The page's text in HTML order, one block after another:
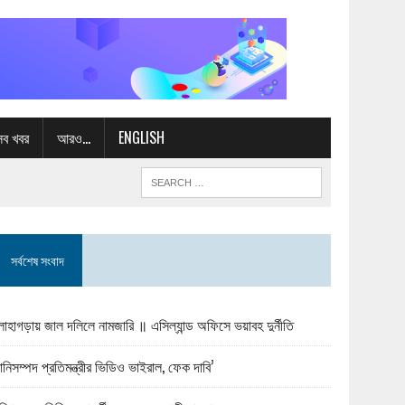
খবর আরও… ENGLISH
সর্বশেষ সংবাদ
জাল দলিলে নামজারি ॥ এসিল্যান্ড অফিসে ভয়াবহ দুর্নীতি
প্রতিমন্ত্রীর ভিডিও ভাইরাল, ফেক দাবি’